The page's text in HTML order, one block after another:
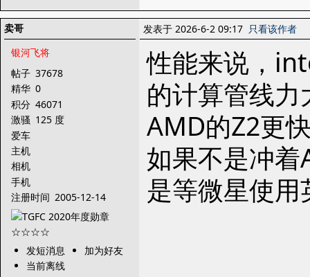
卖哥
银河飞将
帖子 37678
精华 0
积分 46071
激骚 125 度
爱车
主机
相机
手机
注册时间 2005-12-14
发短消息
加为好友
当前离线
发表于 2026-6-2 09:17 只看该作者
性能来说，
的计算管线
AMD的Z2更
如果不是冲
是等微星使用